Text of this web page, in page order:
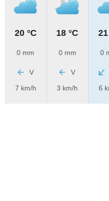
20 °C
0 mm
V
7 km/h
18 °C
0 mm
V
3 km/h
0
6